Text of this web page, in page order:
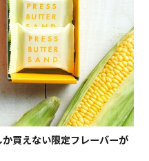
買えない限定フレーバーが